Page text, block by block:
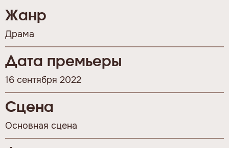
Жанр
Драма
Дата премьеры
16 сентября 2022
Сцена
Основная сцена